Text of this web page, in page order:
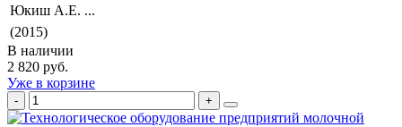
Юкиш А.Е. ...
(2015)
В наличии
2 820 руб.
Уже в корзине